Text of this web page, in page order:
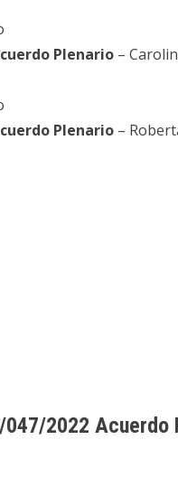
Plenario –
Plenario –
047/2022 Acuerdo